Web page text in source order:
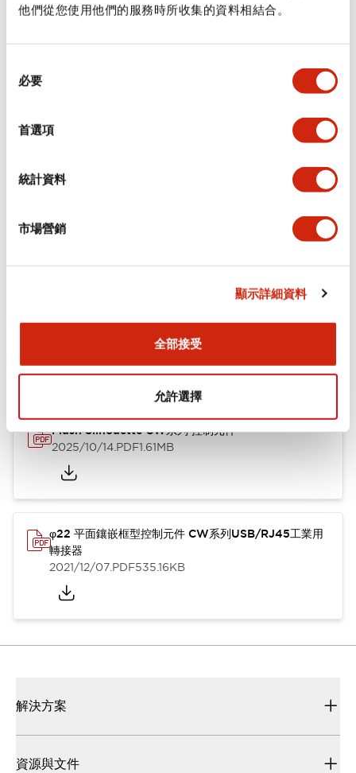
他們從您使用他們的服務時所收集的資料相結合。
必要
首選項
統計資料
市場營銷
顯示詳細資料
全部接受
允許選擇
規格
審美規範
環境規範
功能規格
機械規格
型錄和宣傳手冊 CAD檔 認證與標準
Flush Silhouette CW系列 控制元件
2025/10/14.PDF1.61MB
φ22 平面鑲嵌框型控制元件 CW系列USB/RJ45工業用
轉接器
2021/12/07.PDF535.16KB
解決方案
資源與文件